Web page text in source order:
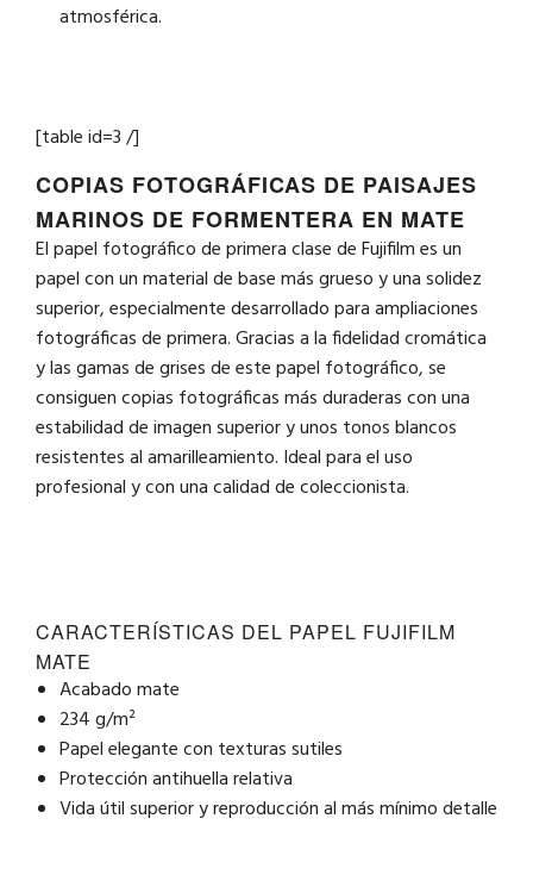
atmosférica.
[table id=3 /]
COPIAS FOTOGRÁFICAS DE PAISAJES
MARINOS DE FORMENTERA EN MATE
El papel fotográfico de primera clase de Fujifilm es un
papel con un material de base más grueso y una solidez
superior, especialmente desarrollado para ampliaciones
fotográficas de primera. Gracias a la fidelidad cromática
y las gamas de grises de este papel fotográfico, se
consiguen copias fotográficas más duraderas con una
estabilidad de imagen superior y unos tonos blancos
resistentes al amarilleamiento. Ideal para el uso
profesional y con una calidad de coleccionista.
CARACTERÍSTICAS DEL PAPEL FUJIFILM
MATE
Acabado mate
234 g/m²
Papel elegante con texturas sutiles
Protección antihuella relativa
Vida útil superior y reproducción al más mínimo detalle